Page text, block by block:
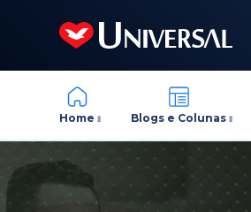
Home Blogs e Colunas